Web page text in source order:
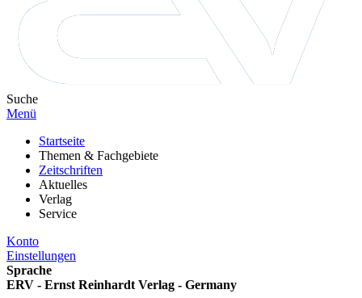
Suche
Menü
Startseite
Themen & Fachgebiete
Zeitschriften
Aktuelles
Verlag
Service
Konto
Einstellungen
Sprache
ERV - Ernst Reinhardt Verlag - Germany